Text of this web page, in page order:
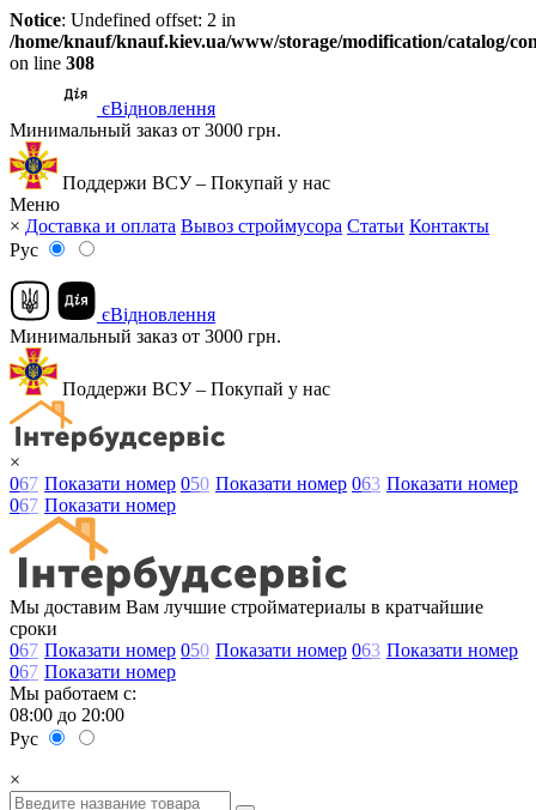
Notice: Undefined offset: 2 in
/home/knauf/knauf.kiev.ua/www/storage/modification/catalog/
on line 308
єВідновлення
Минимальный заказ от 3000 грн.
Поддержи ВСУ – Покупай у нас
Меню
× Доставка и оплата Вывоз строймусора Статьи Контакты
Рус
єВідновлення
Минимальный заказ от 3000 грн.
Поддержи ВСУ – Покупай у нас
×
067 Показати номер 050 Показати номер 063 Показати номер
067 Показати номер
Мы доставим Вам лучшие стройматериалы в кратчайшие
сроки
067 Показати номер 050 Показати номер 063 Показати номер
067 Показати номер
Мы работаем с:
08:00 до 20:00
Рус
×